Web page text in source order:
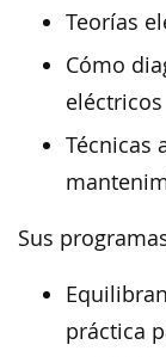
Teorías
Cómo
eléctricos
Técnicas
Sus
práctica